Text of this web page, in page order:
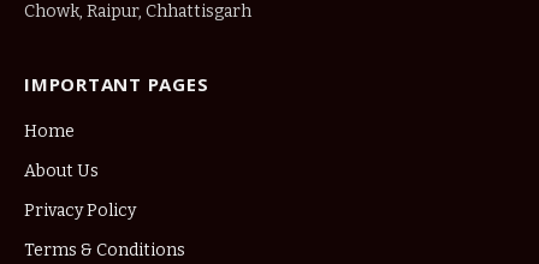
Chowk, Raipur, Chhattisgarh
IMPORTANT PAGES
Home
About Us
Privacy Policy
Terms & Conditions